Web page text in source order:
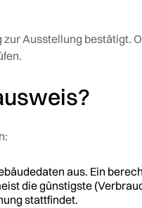
Ausstellung bestätigt.
aus. Ein
die günstigste
stattfindet.